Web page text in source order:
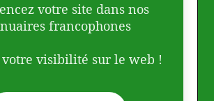
votre site dans nos
francophones
votre visibilité sur le web !